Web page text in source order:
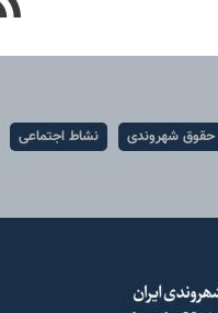
حقوق شهروندی نشاط اجتماعی